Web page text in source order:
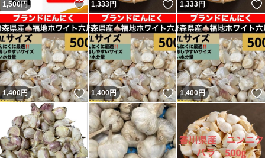
1,500円 いいね！
1,333円 いいね！
1,333円
1,400円 いいね！
1,400円 いいね！
1,400円